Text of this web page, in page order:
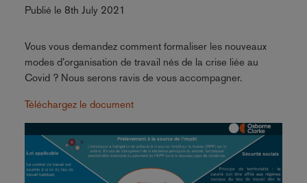
Publié le 8th July 2021
Vous vous demandez comment formaliser les nouveaux
modes d’organisation de travail nés de la crise liée au
Covid ? Nous serons ravis de vous accompagner.
Téléchargez le document